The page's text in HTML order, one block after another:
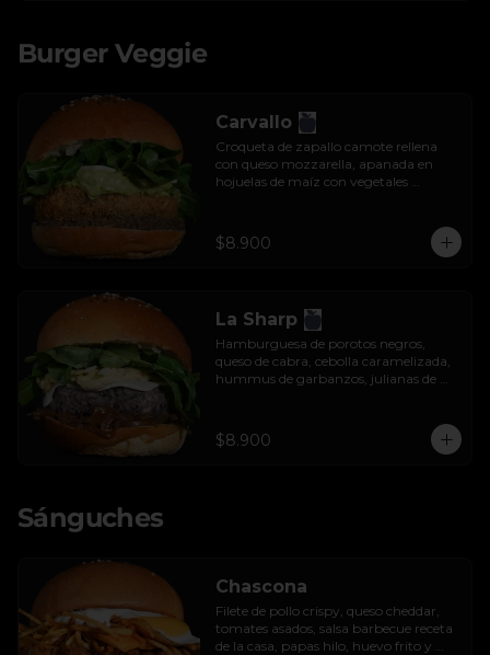
Burger Veggie
Carvallo
Croqueta de zapallo camote rellena
con queso mozzarella, apanada en
hojuelas de maíz con vegetales
$8.900
La Sharp
Hamburguesa de porotos negros,
queso de cabra, cebolla caramelizada,
hummus de garbanzos, julianas de
$8.900
Sánguches
Chascona
Filete de pollo crispy, queso cheddar,
tomates asados, salsa barbecue receta
de la casa, papas hilo, huevo frito y